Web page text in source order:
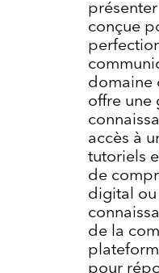
conçue
domaine
offre une
accès à
tutoriels
de
digital ou
de la
pour